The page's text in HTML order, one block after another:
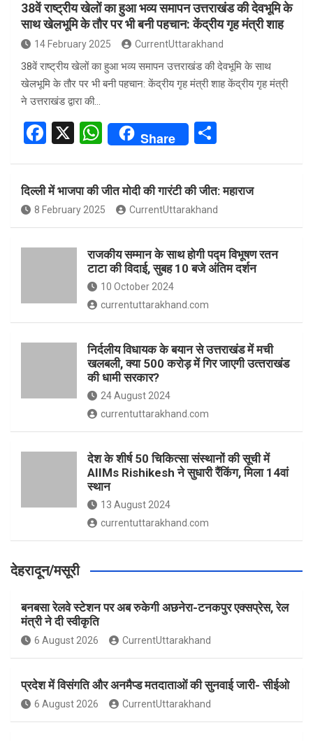
38वें राष्ट्रीय खेलों का हुआ भव्य समापन उत्तराखंड की देवभूमि के
साथ खेलभूमि के तौर पर भी बनी पहचान: केंद्रीय गृह मंत्री शाह
14 February 2025 CurrentUttarakhand
38वें राष्ट्रीय खेलों का हुआ भव्य समापन उत्तराखंड की देवभूमि के साथ
खेलभूमि के तौर पर भी बनी पहचान: केंद्रीय गृह मंत्री शाह केंद्रीय गृह मंत्री
ने उत्तराखंड द्वारा की…
F
ce
b
o
o
X
W
at
s
A
p
p
Share
e
दिल्ली में भाजपा की जीत मोदी की गारंटी की जीत: महाराज
8 February 2025 CurrentUttarakhand
राजकीय सम्मान के साथ होगी पद्म विभूषण रतन
टाटा की विदाई, सुबह 10 बजे अंतिम दर्शन
10 October 2024
currentuttarakhand.com
निर्दलीय विधायक के बयान से उत्तराखंड में मची
खलबली, क्‍या 500 करोड़ में गिर जाएगी उत्‍तराखंड
की धामी सरकार?
24 August 2024
currentuttarakhand.com
देश के शीर्ष 50 चिकित्सा संस्थानों की सूची में
AIIMs Rishikesh ने सुधारी रैंकिंग, मिला 14वां
स्थान
13 August 2024
currentuttarakhand.com
देहरादून/मसूरी
बनबसा रेलवे स्टेशन पर अब रुकेगी अछनेरा-टनकपुर एक्सप्रेस, रेल
मंत्री ने दी स्वीकृति
6 August 2026 CurrentUttarakhand
प्रदेश में विसंगति और अनमैप्ड मतदाताओं की सुनवाई जारी- सीईओ
6 August 2026 CurrentUttarakhand